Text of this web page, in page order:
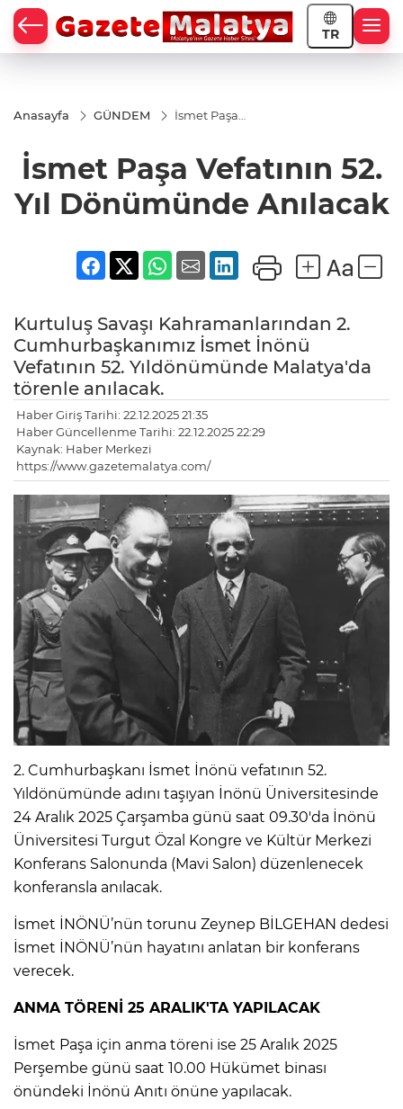
TR
Anasayfa GÜNDEM
İsmet Paşa
Dönümünde
Anılacak
İsmet Paşa Vefatının 52.
Yıl Dönümünde Anılacak
Kurtuluş Savaşı Kahramanlarından 2.
Cumhurbaşkanımız İsmet İnönü
Vefatının 52. Yıldönümünde Malatya'da
törenle anılacak.
Haber Giriş Tarihi: 22.12.2025 21:35
Haber Güncellenme Tarihi: 22.12.2025 22:29
Kaynak: Haber Merkezi
https://www.gazetemalatya.com/
2. Cumhurbaşkanı İsmet İnönü vefatının 52.
Yıldönümünde adını taşıyan İnönü Üniversitesinde
24 Aralık 2025 Çarşamba günü saat 09.30'da İnönü
Üniversitesi Turgut Özal Kongre ve Kültür Merkezi
Konferans Salonunda (Mavi Salon) düzenlenecek
konferansla anılacak.
İsmet İNÖNÜ’nün torunu Zeynep BİLGEHAN dedesi
İsmet İNÖNÜ’nün hayatını anlatan bir konferans
verecek.
ANMA TÖRENİ 25 ARALIK'TA YAPILACAK
İsmet Paşa için anma töreni ise 25 Aralık 2025
Perşembe günü saat 10.00 Hükümet binası
önündeki İnönü Anıtı önüne yapılacak.